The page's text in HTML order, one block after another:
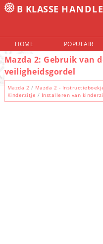
B KLASSE
HOME POPULAIR
Mazda 2: Gebruik van
veiligheidsgordel
Mazda 2 / Mazda 2 -
Kinderzitje / Installeren van